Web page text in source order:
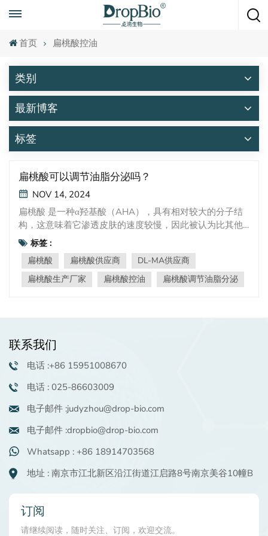
+86 15951008670
首页 扁桃酸控油
类别
最新博客
标签
扁桃酸可以调节油脂分泌吗？
NOV 14, 2024
扁桃酸 是一种α羟基酸（AHA），具有相对较大的分子结
构，这意味着它渗透皮肤的速度较慢，因此被认为比其他
酸更温和。由于其亲脂性，扁桃酸特别适合油性和易长粉
刺的皮肤。其调油作用包括以下几个方面： 1. 溶解毛孔中
的油脂： 扁桃酸 可以深入毛孔，帮助溶解多余的皮脂，清
除堵塞毛孔的碎屑，减少黑头和痤疮的形成。 2. 调节油脂
分泌：通过清除毛孔中多余的油脂， 扁桃酸 逐渐帮助平衡
角质：作为温和的果酸， 扁桃酸 促进死皮细胞脱落，使皮
度堆积而导致毛孔堵塞。 此外， 扁桃酸 具有抗菌和亮肤
始终搭配良好的防晒措施，以达到最佳的护肤效果。
标签 :
扁桃酸
扁桃酸供应商
DL-MA供应商
扁桃酸生产厂家
扁桃酸控油 扁桃酸调节油脂分泌
联系我们
电话 :+86 15951008670
电话 : 025-86603009
电子邮件 :judyzhou@drop-bio.com
电子邮件 :dropbio@drop-bio.com
Whatsapp : +86 18914703568
地址 : 南京市江北新区沿江街道江启路8号南京美谷10幢B
订阅
请继续阅读，随时关注、订阅，欢迎交流。